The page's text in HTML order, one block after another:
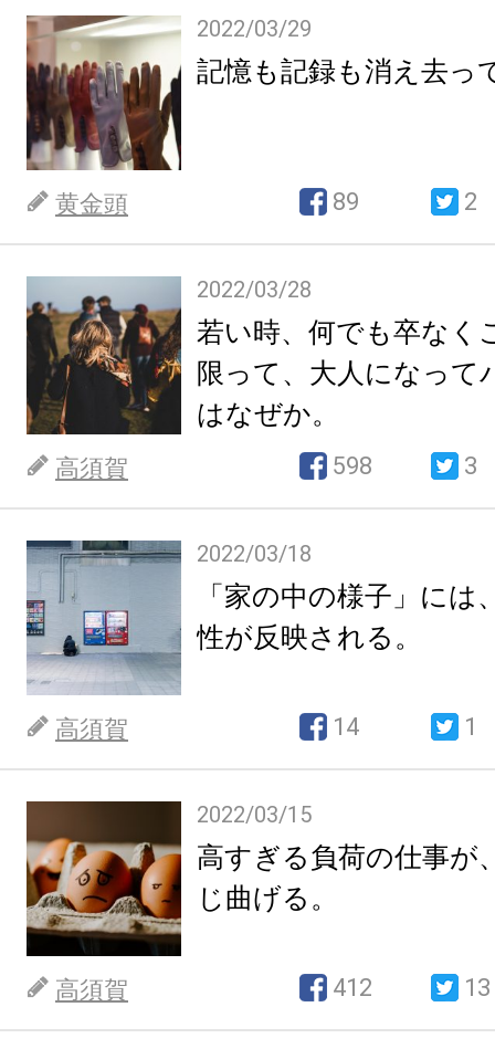
2022/03/29
記憶も記録も消え去っ
黄金頭 89 2
2022/03/28
若い時、何でも卒なく
限って、大人になって
はなぜか。
高須賀 598 3
2022/03/18
「家の中の様子」には
性が反映される。
高須賀 14 1
2022/03/15
高すぎる負荷の仕事が
じ曲げる。
高須賀 412 13